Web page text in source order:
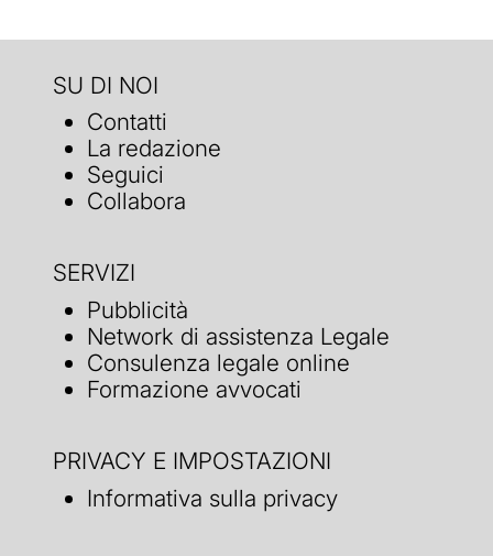
SU DI NOI
Contatti
La redazione
Seguici
Collabora
SERVIZI
Pubblicità
Network di assistenza Legale
Consulenza legale online
Formazione avvocati
PRIVACY E IMPOSTAZIONI
Informativa sulla privacy